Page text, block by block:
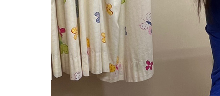
[속보]종합특검, '관저이전 봐주기 감사' 유병호 구속기소
민주 콩고 에볼라환자 4천명 돌파, 4053명 발생 1850명 사망
[속보]'300억원대 사기 혐의' 차가원 대표 구속 송치
"미 전국적 살모네라 식중독 원인은 멕시코산 할라피뇨"--
[속보]경찰·노동부, HL만도 평택사업장 끼임 사망 관련 압수
[속보]합수본, '투표율 허위 입력' 중앙·서울·경기도 선관위